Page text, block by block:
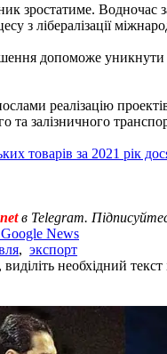
зростатиме. Водночас
з лібералізації
допоможе уникнути
реалізацію
та залізничного
товарів за 2021 рік
в Telegram.
News
, экспорт
необхідний